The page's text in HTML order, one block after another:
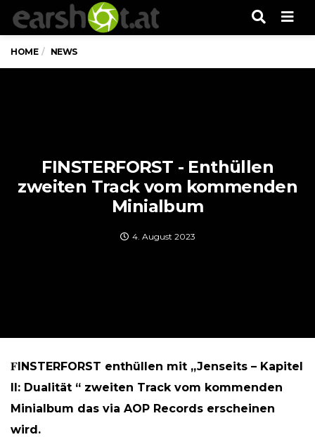
HOME NEWS
FINSTERFORST - Enthüllen
zweiten Track vom kommenden
Minialbum
4. August 2023
FINSTERFORST enthüllen mit „Jenseits – Kapitel
II: Dualität “ zweiten Track vom kommenden
Minialbum das via AOP Records erscheinen
wird.